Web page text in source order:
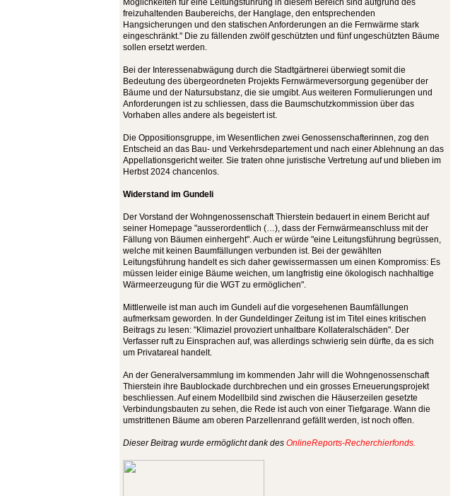
Möglichkeiten für eine Leitungsführung in diesem Bereich sind aufgrund des
freizuhaltenden Baubereichs, der Hanglage, den entsprechenden
Hangsicherungen und den statischen Anforderungen an die Fernwärme stark
eingeschränkt." Die zu fällenden zwölf geschützten und fünf ungeschützten Bäume
sollen ersetzt werden.
Bei der Interessenabwägung durch die Stadtgärtnerei überwiegt somit die
Bedeutung des übergeordneten Projekts Fernwärmeversorgung gegenüber der
Bäume und der Natursubstanz, die sie umgibt. Aus weiteren Formulierungen und
Anforderungen ist zu schliessen, dass die Baumschutzkommission über das
Vorhaben alles andere als begeistert ist.
Die Oppositionsgruppe, im Wesentlichen zwei Genossenschafterinnen, zog den
Entscheid an das Bau- und Verkehrsdepartement und nach einer Ablehnung an das
Appellationsgericht weiter. Sie traten ohne juristische Vertretung auf und blieben im
Herbst 2024 chancenlos.
Widerstand im Gundeli
Der Vorstand der Wohngenossenschaft Thierstein bedauert in einem Bericht auf
seiner Homepage "ausserordentlich (…), dass der Fernwärmeanschluss mit der
Fällung von Bäumen einhergeht". Auch er würde "eine Leitungsführung begrüssen,
welche mit keinen Baumfällungen verbunden ist. Bei der gewählten
Leitungsführung handelt es sich daher gewissermassen um einen Kompromiss: Es
müssen leider einige Bäume weichen, um langfristig eine ökologisch nachhaltige
Wärmeerzeugung für die WGT zu ermöglichen".
Mittlerweile ist man auch im Gundeli auf die vorgesehenen Baumfällungen
aufmerksam geworden. In der Gundeldinger Zeitung ist im Titel eines kritischen
Beitrags zu lesen: "Klimaziel provoziert unhaltbare Kollateralschäden". Der
Verfasser ruft zu Einsprachen auf, was allerdings schwierig sein dürfte, da es sich
um Privatareal handelt.
An der Generalversammlung im kommenden Jahr will die Wohngenossenschaft
Thierstein ihre Baublockade durchbrechen und ein grosses Erneuerungsprojekt
beschliessen. Auf einem Modellbild sind zwischen die Häuserzeilen gesetzte
Verbindungsbauten zu sehen, die Rede ist auch von einer Tiefgarage. Wann die
umstrittenen Bäume am oberen Parzellenrand gefällt werden, ist noch offen.
Dieser Beitrag wurde ermöglicht dank des OnlineReports-Recherchierfonds.